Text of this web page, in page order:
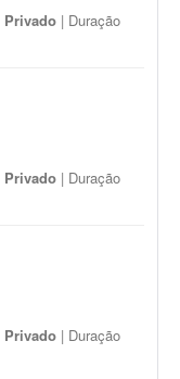
Privado | Duração
Privado | Duração
Privado | Duração